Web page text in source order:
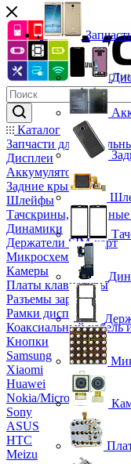
Каталог
Запчасти для
Дисплеи
Аккумуляторы
Задние крышки
Шлейфы
Тачскрины,
Динамики
Держатели SIM-карт
Микросхемы
Камеры
Платы клавиатуры
Разъемы зарядки
Рамки дисплея
Коаксиальный кабель
Кнопки
Samsung
Xiaomi
Huawei
Nokia/Microsoft
Sony
ASUS
HTC
Meizu